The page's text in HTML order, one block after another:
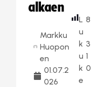
alkaen
Markku
Huopon
en
01.07.2
026
L
u
k
u
k
e
8
3
1
0